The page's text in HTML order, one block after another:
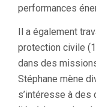
performances
Il a également
protection civile
dans des
Stéphane mène
s’intéresse à des